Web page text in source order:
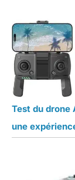
Test du drone
une